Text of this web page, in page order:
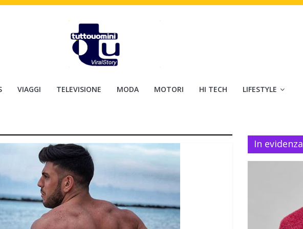
VIAGGI TELEVISIONE MODA MOTORI HI TECH LIFESTYLE
In evidenza